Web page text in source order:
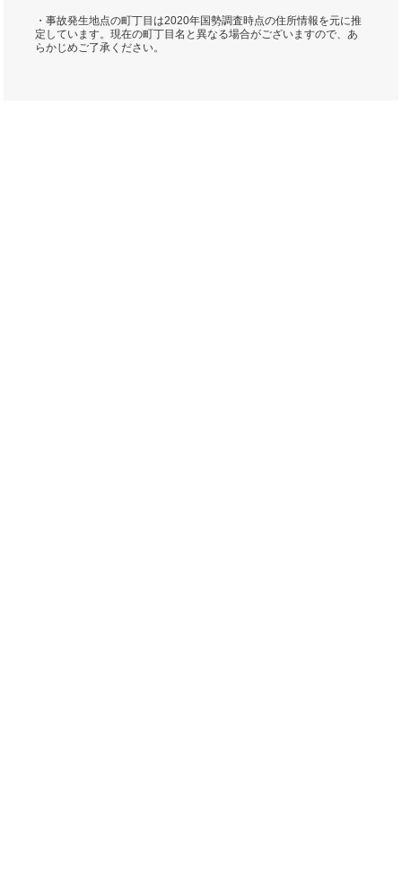
・事故発生地点の町丁目は2020年国勢調査時点の住所情報を元に推
定しています。現在の町丁目名と異なる場合がございますので、あ
らかじめご了承ください。